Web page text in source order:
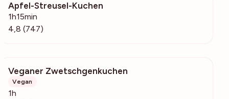
Apfel-Streusel-Kuchen
1h15min
4,8 (747)
Veganer Zwetschgenkuchen
Vegan
1h